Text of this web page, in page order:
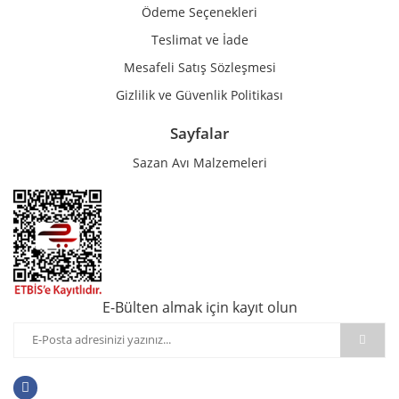
Ödeme Seçenekleri
Teslimat ve İade
Mesafeli Satış Sözleşmesi
Gizlilik ve Güvenlik Politikası
Sayfalar
Sazan Avı Malzemeleri
E-Bülten almak için kayıt olun